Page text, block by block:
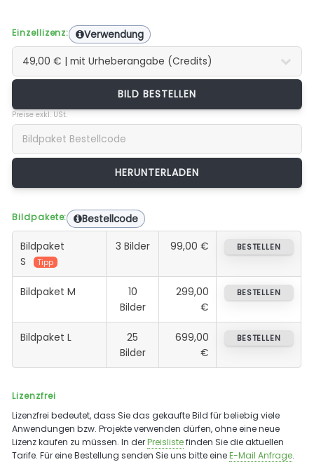
Einzellizenz: Verwendung
BILD BESTELLEN
Preise exkl. USt.
Bildpakete: Bestellcode
Bildpaket
S
Tipp
3 Bilder 99,00 € BESTELLEN
Bildpaket M
10
Bilder
299,00
€
BESTELLEN
Bildpaket L
25
Bilder
699,00
€
BESTELLEN
Lizenzfrei
Lizenzfrei bedeutet, dass Sie das gekaufte Bild für beliebig viele
Anwendungen bzw. Projekte verwenden dürfen, ohne eine neue
Lizenz kaufen zu müssen. In derPreislistefinden Sie die aktuellen
Tarife. Für eine Bestellung senden Sie uns bitte eineE-Mail Anfrage.